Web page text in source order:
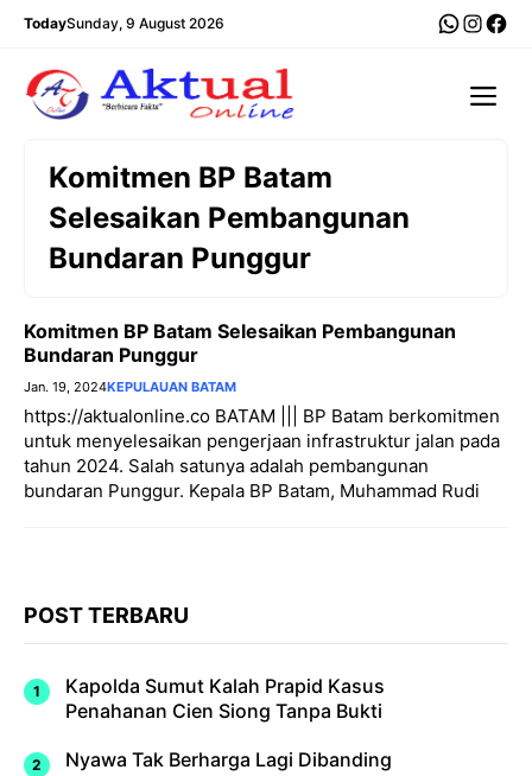
Langsung
TodaySunday, 9 August 2026
Komitmen BP Batam
Selesaikan Pembangunan
Bundaran Punggur
Komitmen BP Batam Selesaikan Pembangunan
Bundaran Punggur
Jan. 19, 2024KEPULAUAN BATAM
https://aktualonline.co BATAM ||| BP Batam berkomitmen
untuk menyelesaikan pengerjaan infrastruktur jalan pada
tahun 2024. Salah satunya adalah pembangunan
bundaran Punggur. Kepala BP Batam, Muhammad Rudi
POST TERBARU
Kapolda Sumut Kalah Prapid Kasus
Penahanan Cien Siong Tanpa Bukti
Nyawa Tak Berharga Lagi Dibanding